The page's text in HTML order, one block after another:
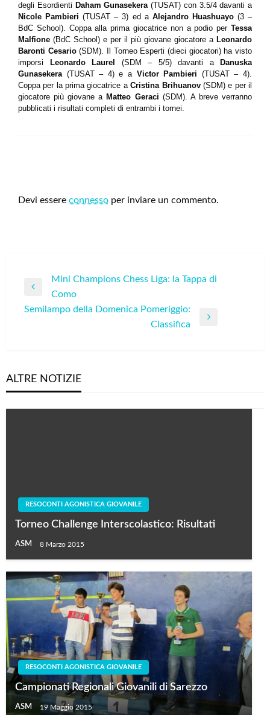
degli Esordienti Daham Gunasekera(TUSAT) con 3.5/4 davanti a
Nicole Pambieri (TUSAT – 3) ed a Alejandro Huashuayo(3 –
BdC School). Coppa alla prima giocatrice non a podio per Tessa
Malfione (BdC School) e per il più giovane giocatore a Leonardo
Baronti Cesario(SDM). Il Torneo Esperti (dieci giocatori) ha visto
imporsi
Leonardo Laurel (SDM – 5/5) davanti a
Danuska
Gunasekera(TUSAT – 4) e a Victor Pambieri (TUSAT – 4).
Coppa per la prima giocatrice aCristina Brihuanov(SDM) e per il
giocatore più giovane a Matteo Geraci (SDM). A breve verranno
pubblicati i risultati completi di entrambi i tornei.
Devi essere connesso per inviare un commento.
Navigazione
articoli
Previous
Post
Mini Champions Chess Liga: la Tappa di
Como
Semilampo della Domenica Pomeriggio:
Classifica
ALTRE NOTIZIE
RESOCONTI AGONISTICA GIOVANILE
Torneo Challenge Interscolastico: Risultati
ASM 8 Marzo 2015
RESOCONTI AGONISTICA GIOVANILE
Campionati Regionali Giovanili di Sarezzo
ASM 19 Maggio 2015